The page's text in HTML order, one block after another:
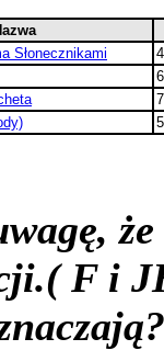
Słonecznikami
F i